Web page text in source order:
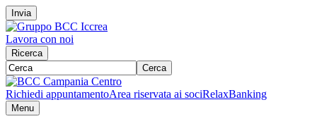
Invia
Lavora con noi
Ricerca
Cerca
Richiedi appuntamentoArea riservata ai sociRelaxBanking
Menu